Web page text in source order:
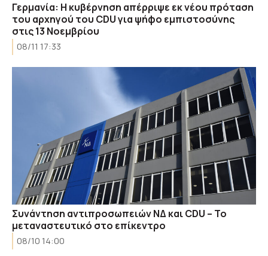
Γερμανία: Η κυβέρνηση απέρριψε εκ νέου πρόταση
του αρχηγού του CDU για ψήφο εμπιστοσύνης
στις 13 Νοεμβρίου
08/11 17:33
Συνάντηση αντιπροσωπειών ΝΔ και CDU – Το
μεταναστευτικό στο επίκεντρο
08/10 14:00